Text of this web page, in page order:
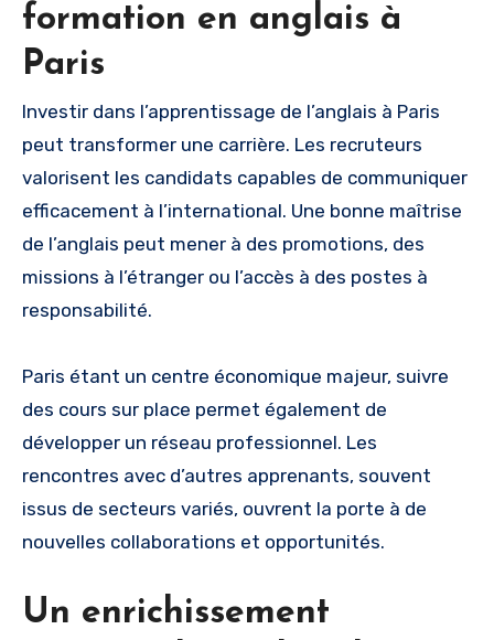
formation en anglais à
Paris
Investir dans l’apprentissage de l’anglais à Paris
peut transformer une carrière. Les recruteurs
valorisent les candidats capables de communiquer
efficacement à l’international. Une bonne maîtrise
de l’anglais peut mener à des promotions, des
missions à l’étranger ou l’accès à des postes à
responsabilité.
Paris étant un centre économique majeur, suivre
des cours sur place permet également de
développer un réseau professionnel. Les
rencontres avec d’autres apprenants, souvent
issus de secteurs variés, ouvrent la porte à de
nouvelles collaborations et opportunités.
Un enrichissement